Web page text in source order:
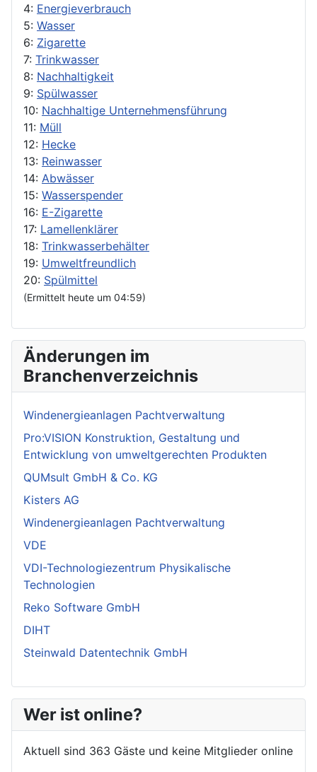
4: Energieverbrauch
5: Wasser
6: Zigarette
7: Trinkwasser
8: Nachhaltigkeit
9: Spülwasser
10: Nachhaltige Unternehmensführung
11: Müll
12: Hecke
13: Reinwasser
14: Abwässer
15: Wasserspender
16: E-Zigarette
17: Lamellenklärer
18: Trinkwasserbehälter
19: Umweltfreundlich
20: Spülmittel
(Ermittelt heute um 04:59)
Änderungen im
Branchenverzeichnis
Windenergieanlagen Pachtverwaltung
Pro:VISION Konstruktion, Gestaltung und
Entwicklung von umweltgerechten Produkten
QUMsult GmbH & Co. KG
Kisters AG
Windenergieanlagen Pachtverwaltung
VDE
VDI-Technologiezentrum Physikalische
Technologien
Reko Software GmbH
DIHT
Steinwald Datentechnik GmbH
Wer ist online?
Aktuell sind 363 Gäste und keine Mitglieder online